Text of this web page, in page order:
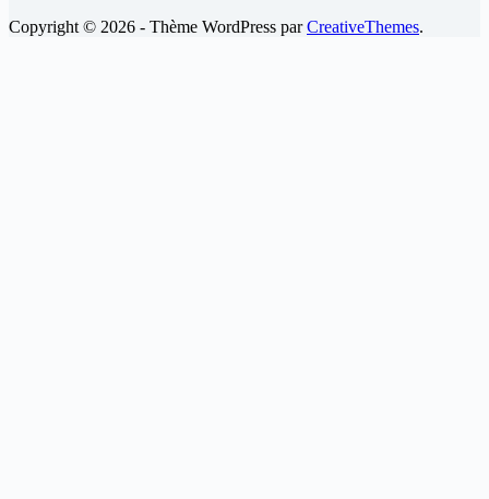
Copyright © 2026 - Thème WordPress parCreativeThemes.